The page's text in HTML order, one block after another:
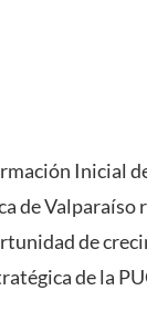
Inicial
de Valparaíso
de
de la